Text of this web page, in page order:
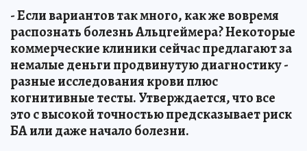
- Если вариантов так много, как же вовремя
распознать болезнь Альцгеймера? Некоторые
коммерческие клиники сейчас предлагают за
немалые деньги продвинутую диагностику -
разные исследования крови плюс
когнитивные тесты. Утверждается, что все
это с высокой точностью предсказывает риск
БА или даже начало болезни.